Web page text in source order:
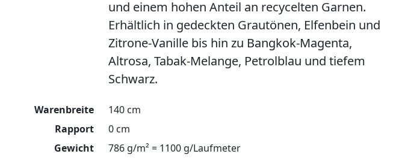
und einem hohen Anteil an recycelten Garnen.
Erhältlich in gedeckten Grautönen, Elfenbein und
Zitrone-Vanille bis hin zu Bangkok-Magenta,
Altrosa, Tabak-Melange, Petrolblau und tiefem
Schwarz.
Warenbreite
140 cm
Rapport
0 cm
Gewicht
786 g/m² = 1100 g/Laufmeter